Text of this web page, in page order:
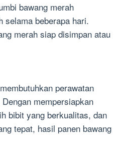
bawang merah
selama beberapa hari.
merah siap disimpan atau
perawatan
mempersiapkan
bibit yang berkualitas, dan
tepat, hasil panen bawang